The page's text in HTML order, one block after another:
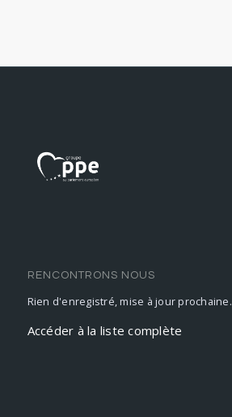
RENCONTRONS NOUS
Rien d'enregistré, mise à jour prochaine.
Accéder à la liste complète